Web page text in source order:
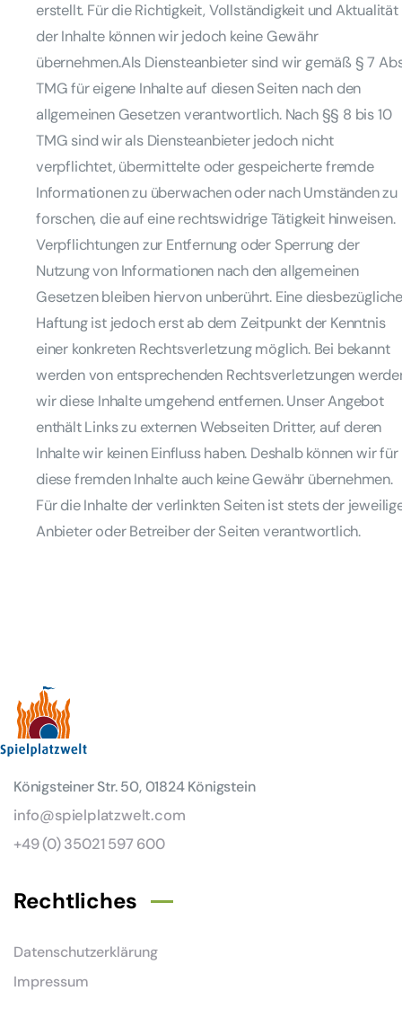
erstellt. Für die Richtigkeit, Vollständigkeit und Aktualität
der Inhalte können wir jedoch keine Gewähr
übernehmen.Als Diensteanbieter sind wir gemäß § 7
TMG für eigene Inhalte auf diesen Seiten nach den
allgemeinen Gesetzen verantwortlich. Nach §§ 8 bis 10
TMG sind wir als Diensteanbieter jedoch nicht
verpflichtet, übermittelte oder gespeicherte fremde
Informationen zu überwachen oder nach Umständen zu
forschen, die auf eine rechtswidrige Tätigkeit hinweisen.
Verpflichtungen zur Entfernung oder Sperrung der
Nutzung von Informationen nach den allgemeinen
Gesetzen bleiben hiervon unberührt. Eine diesbezügliche
Haftung ist jedoch erst ab dem Zeitpunkt der Kenntnis
einer konkreten Rechtsverletzung möglich. Bei bekannt
werden von entsprechenden Rechtsverletzungen
wir diese Inhalte umgehend entfernen. Unser Angebot
enthält Links zu externen Webseiten Dritter, auf deren
Inhalte wir keinen Einfluss haben. Deshalb können wir für
diese fremden Inhalte auch keine Gewähr übernehmen.
Für die Inhalte der verlinkten Seiten ist stets der
Anbieter oder Betreiber der Seiten verantwortlich.
Königsteiner Str. 50, 01824 Königstein
info@spielplatzwelt.com
+49 (0) 35021 597 600
Rechtliches
Datenschutzerklärung
Impressum